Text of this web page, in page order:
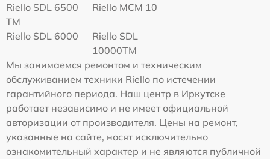
Riello SDL 6500
TM
Riello MCM 10
Riello SDL 6000
Riello SDL
10000TM
Мы занимаемся ремонтом и техническим
обслуживанием техники Riello по истечении
гарантийного периода. Наш центр в Иркутске
работает независимо и не имеет официальной
авторизации от производителя. Цены на ремонт,
указанные на сайте, носят исключительно
ознакомительный характер и не являются публичной